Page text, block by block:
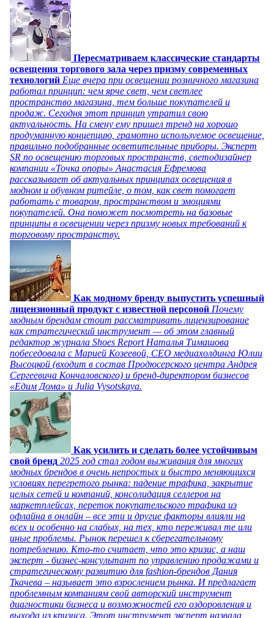
Пересматриваем классические стандарты
освещения торгового зала через призму современных
технологий Еще вчера при освещении розничного магазина
работал принцип: чем ярче свет, чем светлее
пространство магазина, тем больше покупателей и
продаж. Сегодня этот принцип утратил свою
актуальность. На смену ему пришел тренд на хорошо
продуманную концепцию, грамотно используемое освещение,
правильно подобранные осветительные приборы. Эксперт
SR по освещению торговых пространств, светодизайнер
компании «Точка опоры» Анастасия Ефремова
рассказывает об актуальных принципах освещения в
модном и обувном ритейле, о том, как свет помогает
работать с товаром, пространством и эмоциями
покупателей. Она поможет посмотреть на базовые
принципы в освещении через призму новых требований к
торговому пространству.
Как модному бренду выпустить успешный
лицензионный продукт с известной персоной Почему
модным брендам стоит рассматривать лицензирование
как стратегический инструмент — об этом главный
редактор журнала Shoes Report Наталья Тимашова
побеседовала с Марией Козеевой, СЕО медиахолдинга Юлии
Высоцкой (входит в состав Продюсерского центра Андрея
Сергеевича Кончаловского) и бренд-директором бизнесов
«Едим Дома» и Julia Vysotskaya.
Как усилить и сделать более устойчивым
свой бренд 2025 год стал годом выживания для многих
модных брендов в очень непростых и быстро меняющихся
условиях перегретого рынка: падение трафика, закрытие
целых сетей и компаний, консолидация селлеров на
маркетплейсах, переток покупательского трафика из
офлайна в онлайн – все эти и другие факторы влияли на
всех и особенно на слабых, на тех, кто переживал те или
иные проблемы. Рынок перешел к сберегательному
потреблению. Кто-то считает, что это кризис, а наш
эксперт - бизнес-консультант по управлению продажами и
стратегическому развитию для fashion-брендов Дания
Ткачева – называет это взрослением рынка. И предлагает
проблемным компаниям свой авторский инструмент
диагностики бизнеса и возможностей его оздоровления и
выхода из кризиса. Этот инструмент эксперт назвала